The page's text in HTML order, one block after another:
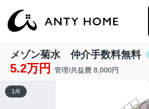
メゾン菊水 仲介手数料無料
5.2万円 管理/共益費 8,000円
1 /6